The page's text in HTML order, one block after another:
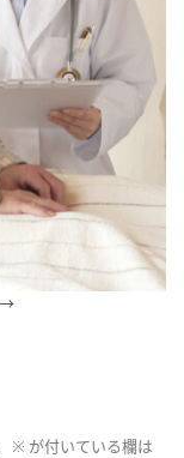
シ
ョ
ン
※ が付いている欄は